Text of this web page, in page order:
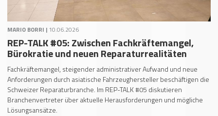
MARIO BORRI | 10.06.2026
REP-TALK #05: Zwischen Fachkräftemangel,
Bürokratie und neuen Reparaturrealitäten
Fachkräftemangel, steigender administrativer Aufwand und neue
Anforderungen durch asiatische Fahrzeughersteller beschäftigen die
Schweizer Reparaturbranche. Im REP-TALK #05 diskutieren
Branchenvertreter über aktuelle Herausforderungen und mögliche
Lösungsansätze.